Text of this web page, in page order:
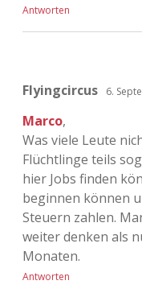
Antworten
Flyingcircus 6.
Marco,
Was viele Leute
Flüchtlinge teils
hier Jobs finden
beginnen können
Steuern zahlen.
weiter denken als
Monaten.
Antworten